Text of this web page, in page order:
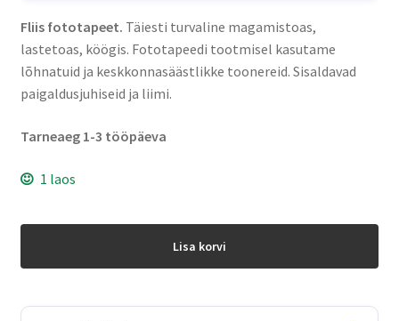
Fliis fototapeet. Täiesti turvaline magamistoas,
lastetoas, köögis. Fototapeedi tootmisel kasutame
lõhnatuid ja keskkonnasäästlikke toonereid. Sisaldavad
paigaldusjuhiseid ja liimi.
Tarneaeg 1-3 tööpäeva
1 laos
Lisa korvi